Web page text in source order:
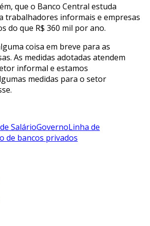
que o Banco Central estuda
trabalhadores informais e empresas
do que R$ 360 mil por ano.
coisa em breve para as
As medidas adotadas atendem
informal e estamos
medidas para o setor
SalárioGovernoLinha de
de bancos privados